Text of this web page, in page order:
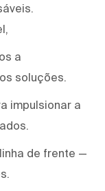
a
soluções.
impulsionar a
de frente —